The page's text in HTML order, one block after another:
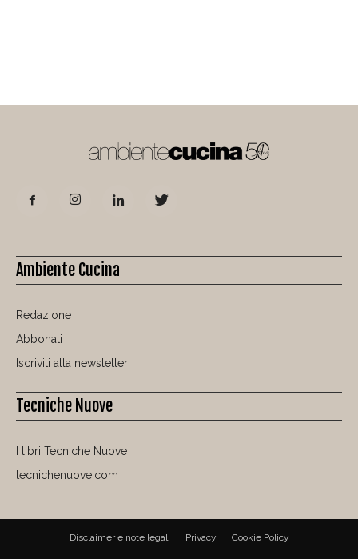
Ambiente Cucina
Redazione
Abbonati
Iscriviti alla newsletter
Tecniche Nuove
I libri Tecniche Nuove
tecnichenuove.com
Disclaimer e note legali Privacy Cookie Policy